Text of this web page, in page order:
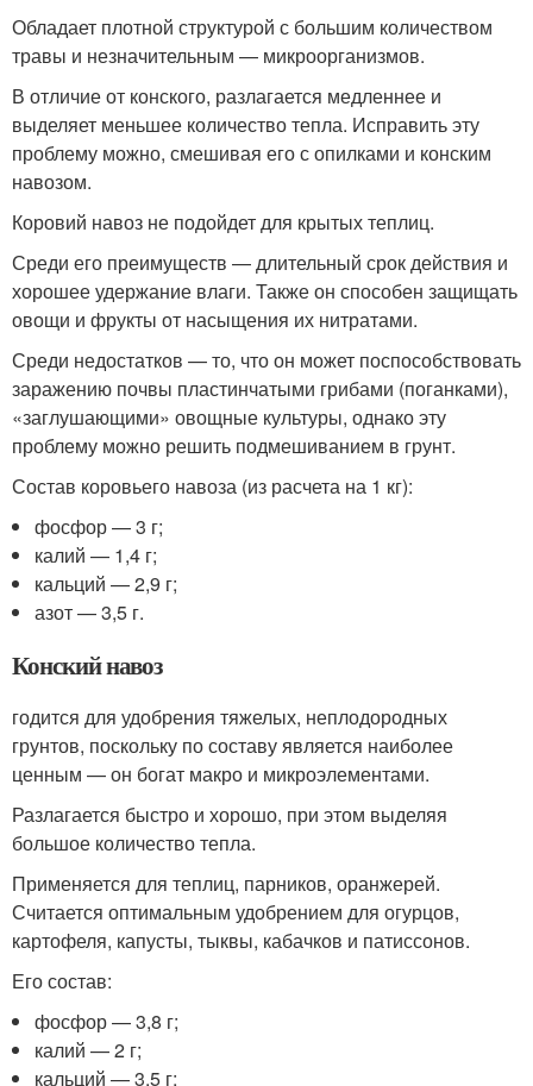
Обладает плотной структурой с большим количеством
травы и незначительным — микроорганизмов.
В отличие от конского, разлагается медленнее и
выделяет меньшее количество тепла. Исправить эту
проблему можно, смешивая его с опилками и конским
навозом.
Коровий навоз не подойдет для крытых теплиц.
Среди его преимуществ — длительный срок действия и
хорошее удержание влаги. Также он способен защищать
овощи и фрукты от насыщения их нитратами.
Среди недостатков — то, что он может поспособствовать
заражению почвы пластинчатыми грибами (поганками),
«заглушающими» овощные культуры, однако эту
проблему можно решить подмешиванием в грунт.
Состав коровьего навоза (из расчета на 1 кг):
фосфор — 3 г;
калий — 1,4 г;
кальций — 2,9 г;
азот — 3,5 г.
Конский навоз
годится для удобрения тяжелых, неплодородных
грунтов, поскольку по составу является наиболее
ценным — он богат макро и микроэлементами.
Разлагается быстро и хорошо, при этом выделяя
большое количество тепла.
Применяется для теплиц, парников, оранжерей.
Считается оптимальным удобрением для огурцов,
картофеля, капусты, тыквы, кабачков и патиссонов.
Его состав:
фосфор — 3,8 г;
калий — 2 г;
кальций — 3,5 г;